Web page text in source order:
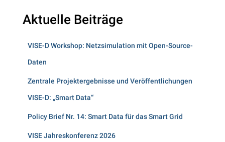
Aktuelle Beiträge
VISE-D Workshop: Netzsimulation mit Open-Source-
Daten
Zentrale Projektergebnisse und Veröffentlichungen
VISE-D: „Smart Data“
Policy Brief Nr. 14: Smart Data für das Smart Grid
VISE Jahreskonferenz 2026